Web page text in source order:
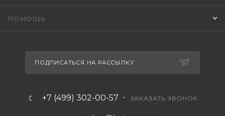
ПОМОЩЬ
ПОДПИСАТЬСЯ НА РАССЫЛКУ
+7 (499) 302-00-57 ЗАКАЗАТЬ ЗВОНОК